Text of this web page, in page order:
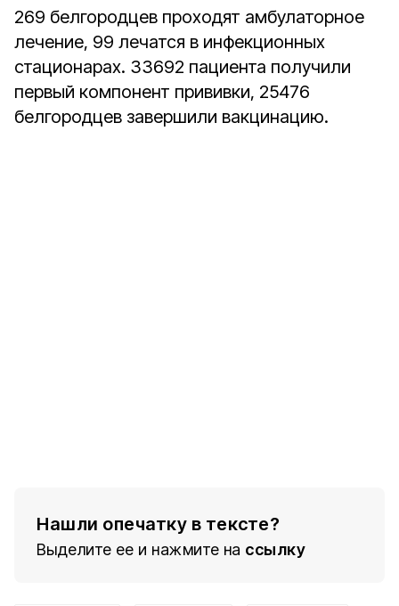
269 белгородцев проходят амбулаторное
лечение, 99 лечатся в инфекционных
стационарах. 33692 пациента получили
первый компонент прививки, 25476
белгородцев завершили вакцинацию.
Нашли опечатку в тексте?
Выделите ее и нажмите на ссылку